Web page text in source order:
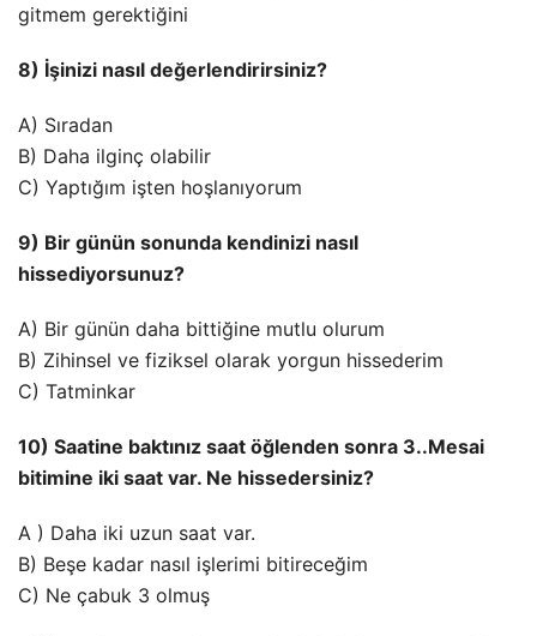
gitmem gerektiğini
8) İşinizi nasıl değerlendirirsiniz?
A) Sıradan
B) Daha ilginç olabilir
C) Yaptığım işten hoşlanıyorum
9) Bir günün sonunda kendinizi nasıl
hissediyorsunuz?
A) Bir günün daha bittiğine mutlu olurum
B) Zihinsel ve fiziksel olarak yorgun hissederim
C) Tatminkar
10) Saatine baktınız saat öğlenden sonra 3..Mesai
bitimine iki saat var. Ne hissedersiniz?
A ) Daha iki uzun saat var.
B) Beşe kadar nasıl işlerimi bitireceğim
C) Ne çabuk 3 olmuş